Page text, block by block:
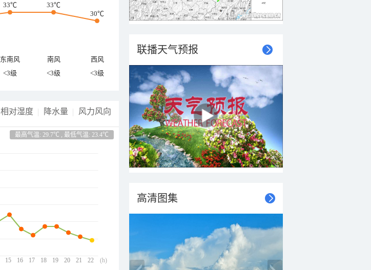
33℃
33℃
30℃
东南风 南风
西风
<3级 <3级 <3级
相对湿度 降水量 风力风向
最高气温: 29.7℃ , 最低气温: 23.4℃
15 16 17 18 19 20 21 22 (h)
联播天气预报
高清图集